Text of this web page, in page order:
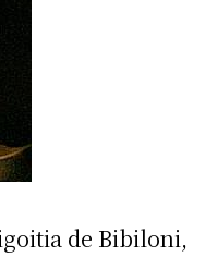
de Bibiloni,